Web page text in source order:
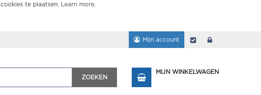
te plaatsen. Learn more.
Mijn account Afrekenen
ZOEKEN
MIJN WINKELWAGEN